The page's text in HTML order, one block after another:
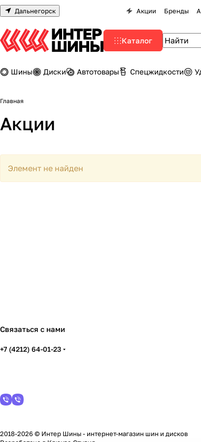
Дальнегорск Акции Бренды
Каталог
Шины Диски Автотовары Спецжидкости
Главная
Акции
Элемент не найден
Связаться с нами
+7 (4212) 64-01-23
2018-2026 © Интер Шины - интернет-магазин шин и дисков